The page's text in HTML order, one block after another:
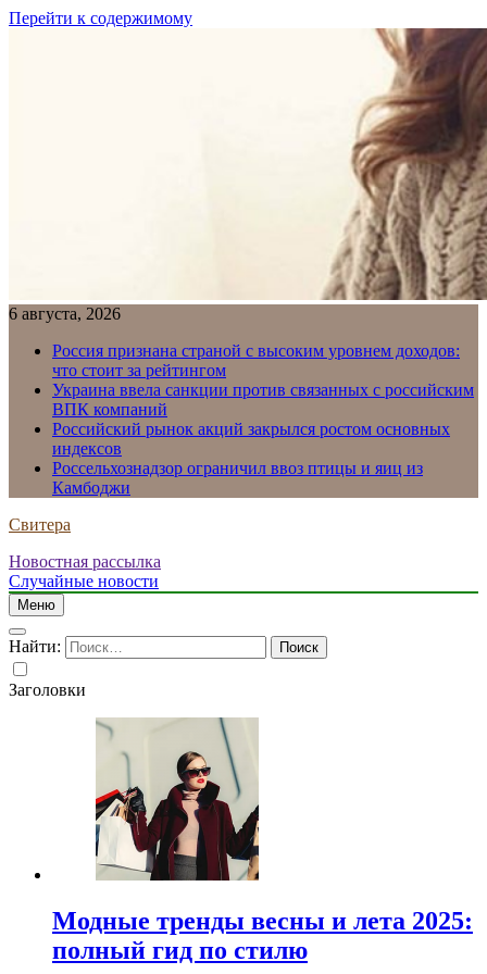
Перейти к содержимому
6 августа, 2026
Россия признана страной с высоким уровнем доходов:
что стоит за рейтингом
Украина ввела санкции против связанных с российским
ВПК компаний
Российский рынок акций закрылся ростом основных
индексов
Россельхознадзор ограничил ввоз птицы и яиц из
Камбоджи
Свитера
Новостная рассылка
Случайные новости
Меню
Найти:
Заголовки
Модные тренды весны и лета 2025:
полный гид по стилю